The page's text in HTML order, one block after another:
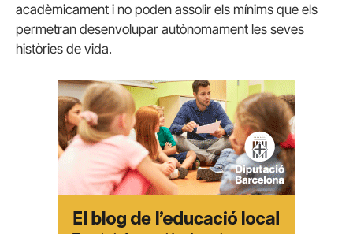
acadèmicament i no poden assolir els mínims que els
permetran desenvolupar autònomament les seves
històries de vida.